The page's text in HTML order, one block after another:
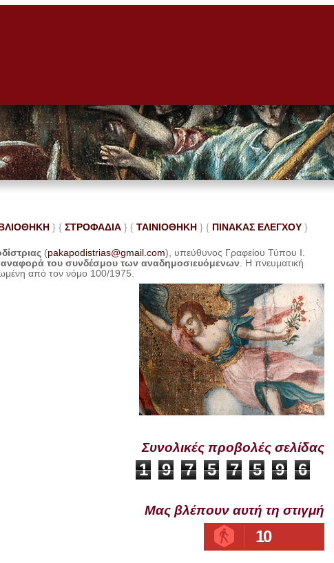
} { ΣΤΡΟΦΑΔΙΑ } { ΤΑΙΝΙΟΘΗΚΗ } { ΠΙΝΑΚΑΣ ΕΛΕΓΧΟΥ}
(pakapodistrias@gmail.com), υπεύθυνος Γραφείου Τύπου Ι.
αναφορά του συνδέσμου των αναδημοσιευόμενων . Ηπνευματική
από τον νόμο 100/1975.
Συνολικές προβολές σελίδας
1 9 7 5 7 5 9 6
Μας βλέπουν αυτή τη στιγμή
10